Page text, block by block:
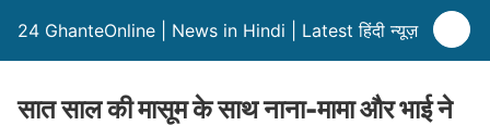
24 GhanteOnline | News in Hindi | Latest हिंदी न्यूज़
सात साल की मासूम के साथ नाना-मामा और भाई ने